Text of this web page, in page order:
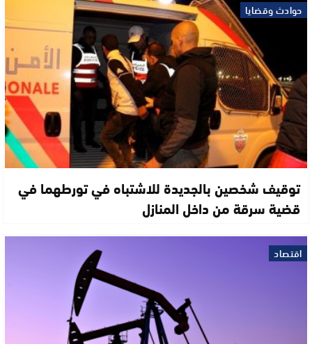
حوادث وقضايا
توقيف شخصين بالجديدة للاشتباه في تورطهما في
قضية سرقة من داخل المنازل
اقتصاد